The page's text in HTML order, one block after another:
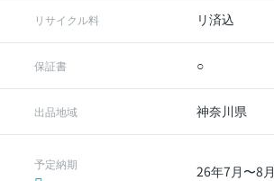
リサイクル料 リ済込
保証書 ○
出品地域 神奈川県
予定納期 26年7月〜8月